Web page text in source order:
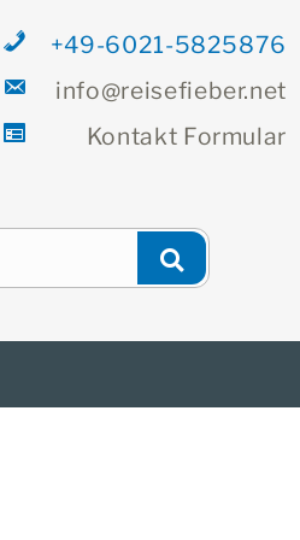
+49-6021-5825876
info@reisefieber.net
Kontakt Formular
Suchen